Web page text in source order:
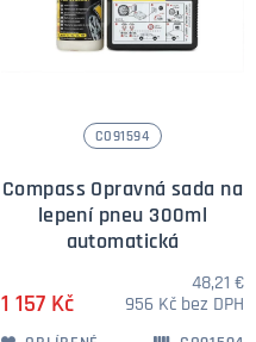
CO91594
Compass Opravná sada na
lepení pneu 300ml
automatická
1 157 Kč
48,21 €
956 Kč bez DPH